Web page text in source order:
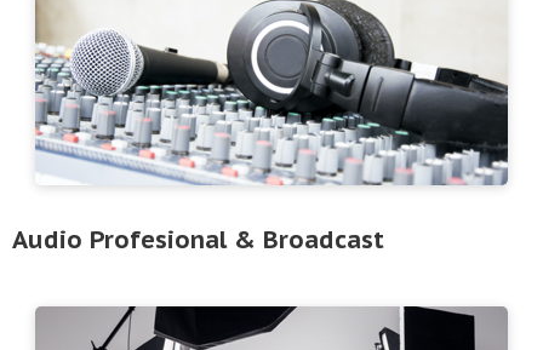
Audio Profesional & Broadcast